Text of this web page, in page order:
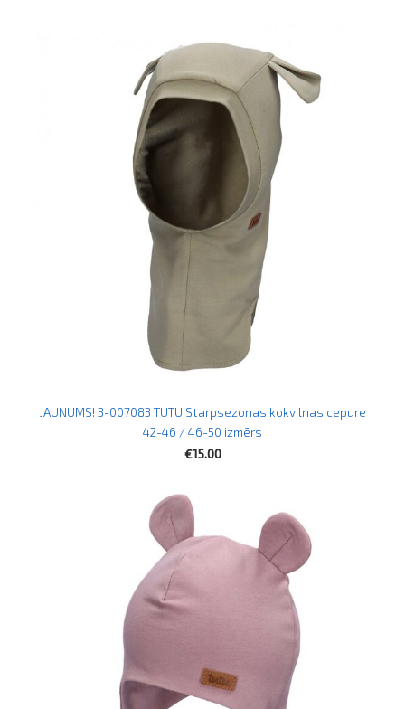
JAUNUMS! 3-007083 TUTU Starpsezonas kokvilnas cepure
42-46 / 46-50 izmērs
€15.00